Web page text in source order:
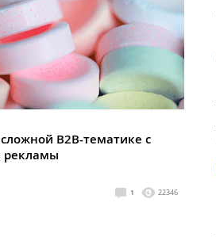
B2B-тематике с
рекламы
1 22346